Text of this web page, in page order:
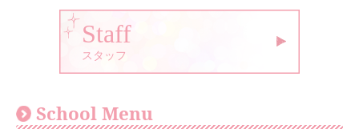
Staff
スタッフ
School Menu